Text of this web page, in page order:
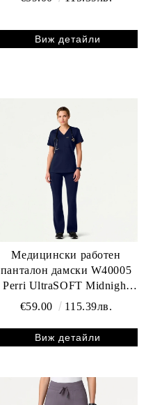
Виж детайли
Медицински работен
панталон дамски W40005
Perri UltraSOFT Midnight
Navy
€59.00 115.39лв.
Виж детайли